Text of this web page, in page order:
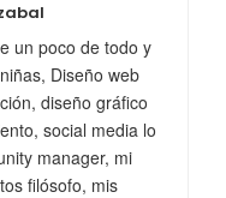
un poco de todo y
Diseño web
diseño gráfico
social media lo
manager, mi
filósofo, mis